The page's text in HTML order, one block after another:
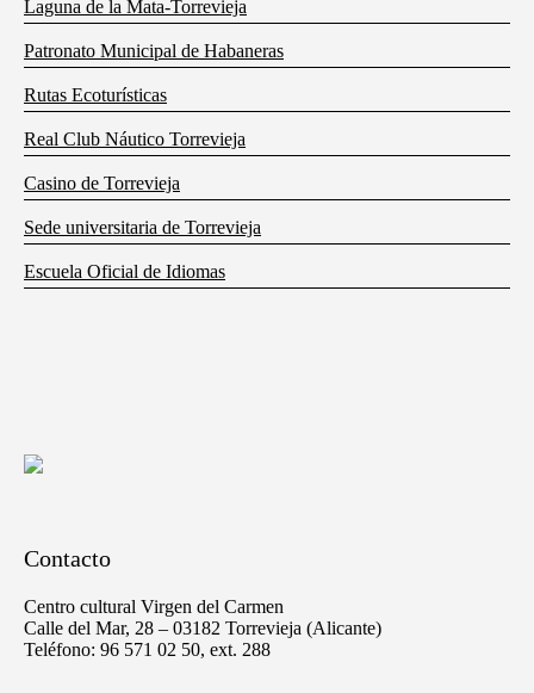
Laguna de la Mata-Torrevieja
Patronato Municipal de Habaneras
Rutas Ecoturísticas
Real Club Náutico Torrevieja
Casino de Torrevieja
Sede universitaria de Torrevieja
Escuela Oficial de Idiomas
Contacto
Centro cultural Virgen del Carmen
Calle del Mar, 28 – 03182 Torrevieja (Alicante)
Teléfono: 96 571 02 50, ext. 288